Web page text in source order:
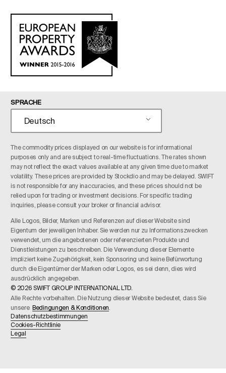
SPRACHE
Deutsch
The commodity prices displayed on our website is for informational
purposes only and are subject to real-time fluctuations. The rates shown
may not reflect the exact values available at any given time due to market
volatility. These prices are provided by Stockdio and may be delayed. SWIFT
is not responsible for any inaccuracies, and these prices should not be
relied upon for trading or investment decisions. For specific trading
inquiries, please consult your broker or financial advisor.
Alle Logos, Bilder, Marken und Referenzen auf dieser Website sind
Eigentum der jeweiligen Inhaber. Sie werden nur zu Informationszwecken
verwendet, um die angebotenen oder referenzierten Produkte und
Dienstleistungen zu beschreiben. Die Verwendung dieser Elemente
impliziert keine Zugehörigkeit, kein Sponsoring und keine Befürwortung
durch die Eigentümer der Marken oder Logos, es sei denn, dies wird
ausdrücklich angegeben.
© 2026 SWIFT GROUP INTERNATIONAL LTD.
Alle Rechte vorbehalten. Die Nutzung dieser Website bedeutet, dass Sie
unsere Bedingungen & Konditionen
Datenschutzbestimmungen
Cookies-Richtlinie
Legal